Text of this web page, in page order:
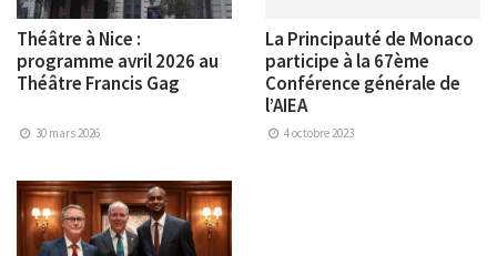
Théâtre à Nice :
programme avril 2026 au
Théâtre Francis Gag
30 mars 2026
La Principauté de Monaco
participe à la 67ème
Conférence générale de
l’AIEA
4 octobre 2023